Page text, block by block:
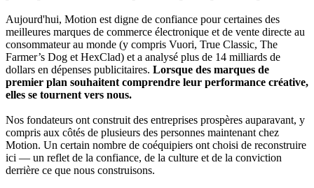
Aujourd'hui, Motion est digne de confiance pour certaines des
meilleures marques de commerce électronique et de vente directe au
consommateur au monde (y compris Vuori, True Classic, The
Farmer’s Dog et HexClad) et a analysé plus de 14 milliards de
dollars en dépenses publicitaires. Lorsque des marques de
premier plan souhaitent comprendre leur performance créative,
elles se tournent vers nous.
Nos fondateurs ont construit des entreprises prospères auparavant, y
compris aux côtés de plusieurs des personnes maintenant chez
Motion. Un certain nombre de coéquipiers ont choisi de reconstruire
ici — un reflet de la confiance, de la culture et de la conviction
derrière ce que nous construisons.